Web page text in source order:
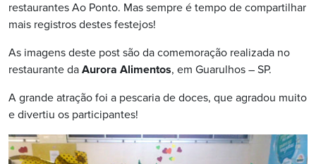
restaurantes Ao Ponto. Mas sempre é tempo de compartilhar
mais registros destes festejos!
As imagens deste post são da comemoração realizada no
restaurante da Aurora Alimentos, em Guarulhos – SP.
A grande atração foi a pescaria de doces, que agradou muito
e divertiu os participantes!